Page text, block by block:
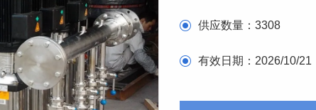
供应数量：3308
有效日期： 2026/10/21